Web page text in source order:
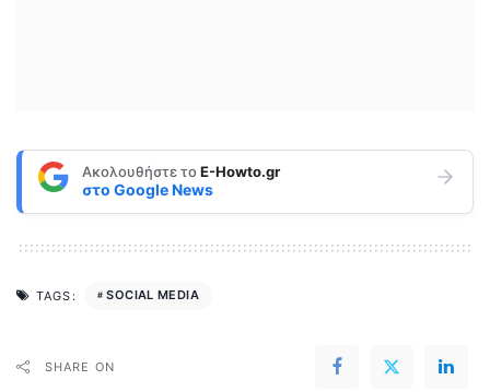
Ακολουθήστε τοE-Howto.gr
στο Google News
TAGS: SOCIAL MEDIA
SHARE ON